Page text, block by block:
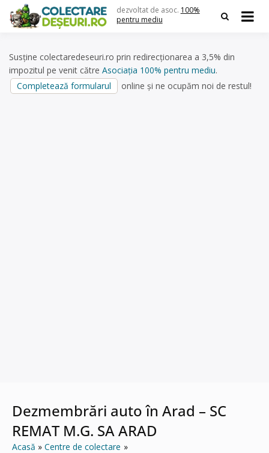
content
dezvoltat de asoc. 100%
pentru mediu
Susține colectaredeseuri.ro prin redirecționarea a 3,5% din
impozitul pe venit către Asociația 100% pentru mediu.
Completează formularul
online și ne ocupăm noi de restul!
Dezmembrări auto în Arad – SC
REMAT M.G. SA ARAD
Acasă
Centre de colectare